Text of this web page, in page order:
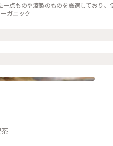
一点ものや漆製のものを厳選しており
ガニック